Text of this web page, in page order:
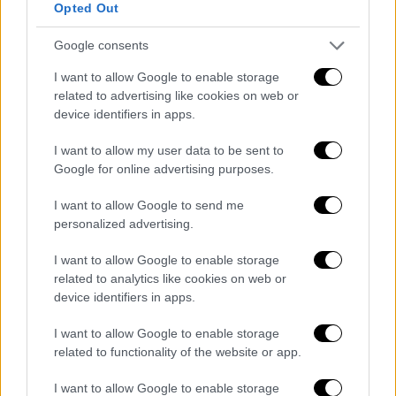
Opted Out
Google consents
I want to allow Google to enable storage
related to advertising like cookies on web or
device identifiers in apps.
I want to allow my user data to be sent to
Google for online advertising purposes.
I want to allow Google to send me
personalized advertising.
I want to allow Google to enable storage
related to analytics like cookies on web or
device identifiers in apps.
I want to allow Google to enable storage
related to functionality of the website or app.
I want to allow Google to enable storage
θέμα όμως δεν είναι να πετάμε κάποια λόγια
και να κρυβόμαστε πίσω από την ιστορία,
αλλά να λύνουμε τα μεταξύ μας προβλήματα
φιλικά και κυρίως με ωριμότητα, όπως
απαιτούν οι σχέσεις γειτονίας. Με την
ευκαιρία αυτή, θα ήθελα να υπογραμμίσω ότι
θεωρούμε αυτή τη δήλωση εξαιρετικά ατυχή,
ανούσια, εκτός ιστορικών δεδομένων και
επιζήμια για τις σχέσεις φιλίας μεταξύ μας»,
δήλωσε κατά τη συνάντησή του στην Άγκυρα
με τον λεγόμενο «πρωθυπουργό» του
ψευδοκράτους, Φαίζ Σουτζούογλου.
στην Κύπρο είναι η αποδοχή δύο
ισότιμων και κυρίαρχων κοινοτήτων